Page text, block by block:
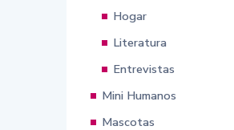
Hogar
Literatura
Entrevistas
Mini Humanos
Mascotas